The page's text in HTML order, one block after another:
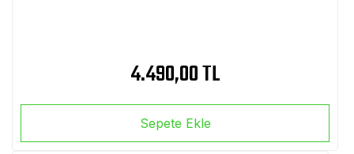
4.490,00 TL
Sepete Ekle